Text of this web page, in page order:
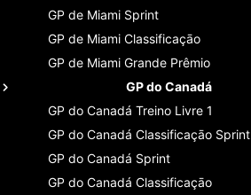
GP de Miami Sprint
GP de Miami Classificaçāo
GP de Miami Grande Prêmio
GP do Canadá
GP do Canadá Treino Livre 1
GP do Canadá Classificaçāo Sprint
GP do Canadá Sprint
GP do Canadá Classificaçāo